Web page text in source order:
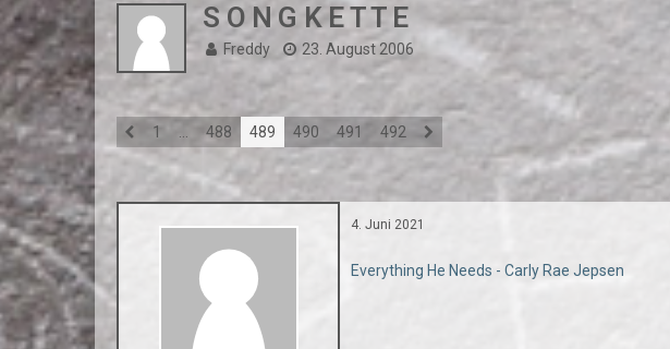
S O N G K E T T E
Freddy 23. August 2006
1 488 489 490 491 492
4. Juni 2021
Everything He Needs - Carly Rae Jepsen